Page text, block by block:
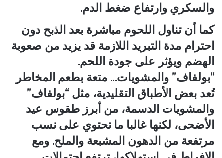
والسكري وارتفاع ضغط الدم.
كما أن تناول اللحوم مباشرة بعد الذبح دون
احترام مدة التبريد اللازمة قد يزيد من صعوبة
الهضم ويؤثر على جودة اللحم.
“بولفاف” والمشويات… متعة بطعم المخاطر
تُعد بعض الأطباق التقليدية، مثل “بولفاف”
والمشويات الدسمة، من أبرز طقوس عيد
الأضحى، لكنها غالبا ما تحتوي على نسب
مرتفعة من الدهون المشبعة والملح. ومع